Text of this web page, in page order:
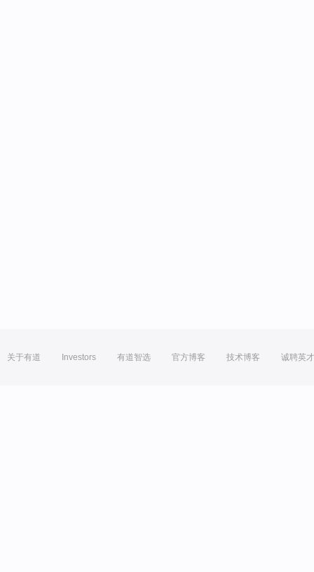
关于有道 Investors 有道智选 官方博客 技术博客 诚聘英才